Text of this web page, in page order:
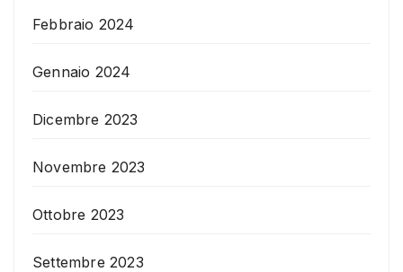
Febbraio 2024
Gennaio 2024
Dicembre 2023
Novembre 2023
Ottobre 2023
Settembre 2023